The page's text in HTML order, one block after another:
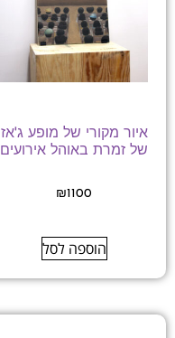
איור מקורי של מופע ג'אז
של זמרת באוהל אירועים
₪1100
הוספה לסל